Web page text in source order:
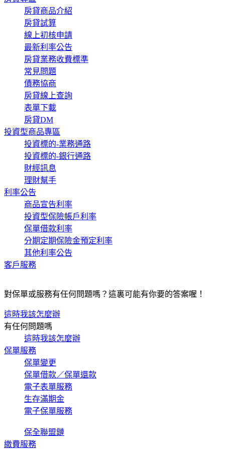
房貸商品介紹
房貸試算
線上初核申請
最新利率公告
房貸業務收費標準
常見問題
債務協商
房貸線上查詢
表單下載
房貸DM
投資型商品專區
投資標的-業務通路
投資標的-銀行通路
財經訊息
理財幫手
利率公告
商品宣告利率
投資型保險帳戶利率
保單借款利率
分期定期保險金預定利率
其他利率公告
客戶服務
對保單或服務有任何問題嗎？這裏可能有你要的答案喔！
這時我該怎麼辦
有任何問題嗎
這時我該怎麼辦
保單服務
保單變更
保單借款／保單還款
電子表單服務
生存滿期金
電子保單服務
保全聯盟鏈
繳費服務